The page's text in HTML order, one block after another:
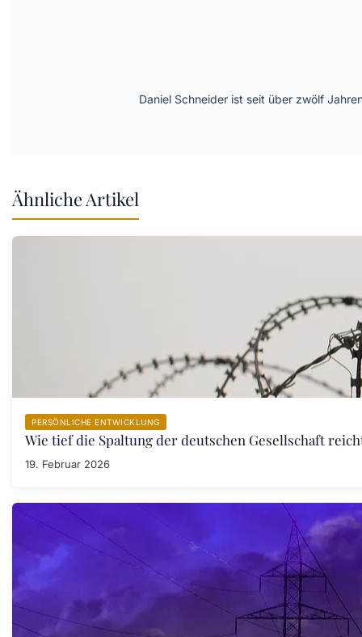
Daniel Schneider ist seit über zwölf
Ähnliche Artikel
PERSÖNLICHE ENTWICKLUNG
Wie tief die Spaltung der deutschen Gesellschaft
19. Februar 2026